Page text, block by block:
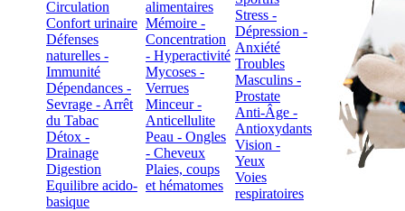
Circulation
Confort urinaire
Défenses
naturelles -
Immunité
Dépendances -
Sevrage - Arrêt
du Tabac
Détox -
Drainage
Digestion
Equilibre acido-
basique
alimentaires
Mémoire -
Concentration
- Hyperactivité
Mycoses -
Verrues
Minceur -
Anticellulite
Peau - Ongles
- Cheveux
Plaies, coups
et hématomes
Stress -
Dépression -
Anxiété
Troubles
Masculins -
Prostate
Anti-Âge -
Antioxydants
Vision -
Yeux
Voies
respiratoires